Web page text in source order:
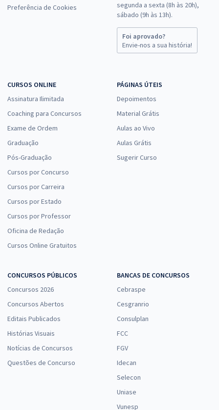
Preferência de Cookies
segunda a sexta (8h às 20h),
sábado (9h às 13h).
Foi aprovado?
Envie-nos a sua história!
CURSOS ONLINE
Assinatura Ilimitada
Coaching para Concursos
Exame de Ordem
Graduação
Pós-Graduação
Cursos por Concurso
Cursos por Carreira
Cursos por Estado
Cursos por Professor
Oficina de Redação
Cursos Online Gratuitos
PÁGINAS ÚTEIS
Depoimentos
Material Grátis
Aulas ao Vivo
Aulas Grátis
Sugerir Curso
CONCURSOS PÚBLICOS
Concursos 2026
Concursos Abertos
Editais Publicados
Histórias Visuais
Notícias de Concursos
Questões de Concurso
BANCAS DE CONCURSOS
Cebraspe
Cesgranrio
Consulplan
FCC
FGV
Idecan
Selecon
Uniase
Vunesp